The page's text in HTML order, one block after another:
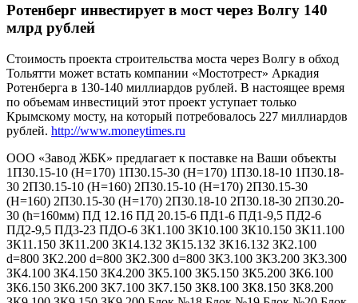
Ротенберг инвестирует в мост через Волгу 140
млрд рублей
Стоимость проекта строительства моста через Волгу в обход
Тольятти может встать компании «Мостотрест» Аркадия
Ротенберга в 130-140 миллиардов рублей. В настоящее время
по объемам инвестиций этот проект уступает только
Крымскому мосту, на который потребовалось 227 миллиардов
рублей. http://www.moneytimes.ru
ООО «Завод ЖБК» предлагает к поставке на Ваши объекты
1П30.15-10 (Н=170) 1П30.15-30 (Н=170) 1П30.18-10 1П30.18-
30 2П30.15-10 (H=160) 2П30.15-10 (H=170) 2П30.15-30
(H=160) 2П30.15-30 (H=170) 2П30.18-10 2П30.18-30 2П30.20-
30 (h=160мм) ПД 12.16 ПД 20.15-6 ПД1-6 ПД1-9,5 ПД2-6
ПД2-9,5 ПД3-23 ПДО-6 ЗК1.100 ЗК10.100 ЗК10.150 ЗК11.100
ЗК11.150 ЗК11.200 ЗК14.132 ЗК15.132 ЗК16.132 ЗК2.100
d=800 ЗК2.200 d=800 ЗК2.300 d=800 ЗК3.100 ЗК3.200 ЗК3.300
ЗК4.100 ЗК4.150 ЗК4.200 ЗК5.100 ЗК5.150 ЗК5.200 ЗК6.100
ЗК6.150 ЗК6.200 ЗК7.100 ЗК7.150 ЗК8.100 ЗК8.150 ЗК8.200